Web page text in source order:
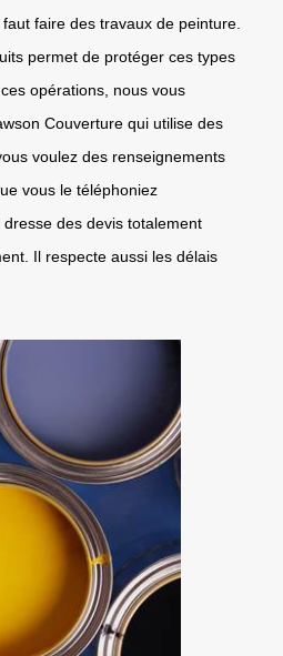
faire des travaux de peinture.
permet de protéger ces types
opérations, nous vous
Couverture qui utilise des
voulez des renseignements
vous le téléphoniez
des devis totalement
Il respecte aussi les délais